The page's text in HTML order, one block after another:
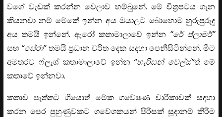
වගේ වැඩක් කරන්න වෙලාව හම්බුනේ. මේ චිත්‍රපටය ගැන
කියනවා නම් මේකේ ඉන්න අය ඔයාලට බොහොම හුරුපුරුදු
අය තමයි ඉන්නේ. ඇරෝ කතාමාලාවේ ඉන්න “රේ ප්ලාමර්”
සහ “සේරා”තමයි ප්‍රධාන චරිත දෙක සදහා පෙනීසිටින්නේ. මීට
අමතරව ෆ්ලෑශ් කතාමාලාවේ ඉන්න “හැරිසන් වෙල්ස්”ත් මේ
කතාවේ ඉන්නවා.
කතාව පැත්තට ගියොත් මේක ගවේෂණ චාරිකාවක් සදහා
කරන පෙර පුහුණුවකට ගවේශකයන් පිරිසක් සූදානම් කිරීම